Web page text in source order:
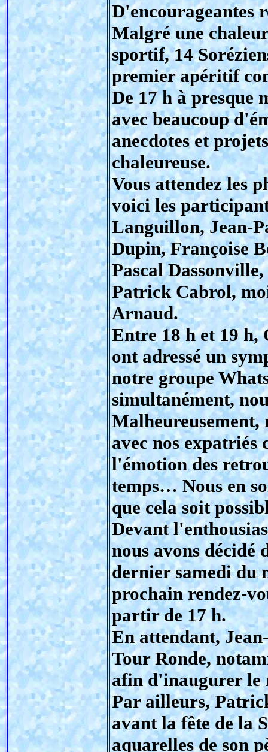
D'encourageantes
Malgré une
sportif, 14
premier apéritif
De 17 h à presque
avec beaucoup
anecdotes et
chaleureuse.
Vous attendez les
voici les
Languillon, Jean-
Dupin, Françoise
Pascal
Patrick Cabrol,
Arnaud.
Entre 18 h et 19
ont adressé un
notre groupe
simultanément,
Malheureusement,
avec nos expatriés
l'émotion des
temps… Nous en
que cela soit
Devant
nous avons décidé
dernier samedi du
prochain rendez-
partir de 17 h.
En attendant,
Tour Ronde,
afin d'inaugurer le
Par ailleurs,
avant la fête de la
aquarelles de son